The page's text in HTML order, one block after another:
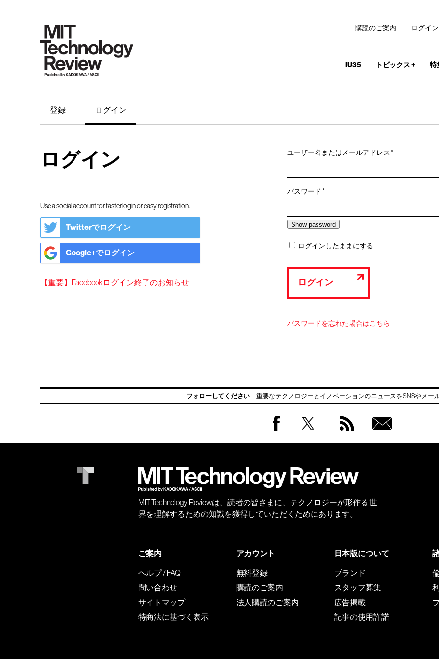
IU35 トピックス+ 特
購読のご案内 ログイン
登録 ログイン
ログイン
Use a social account for faster login or easy registration.
Twitterでログイン
Google+でログイン
【重要】Facebookログイン終了のお知らせ
ユーザー名またはメールアドレス*必
パスワード*必
ログインしたままにする
ログイン
パスワードを忘れた場合はこちら
フォローしてください 重要なテクノロジーとイノベーションのニュースをSNSやメー
会員
MIT Technology Reviewは、読者の皆さまに、テクノロジーが形作る 世
界を理解するための知識を獲得していただくためにあります。
ご案内
ヘルプ / FAQ
問い合わせ
サイトマップ
特商法に基づく表示
アカウント
無料登録
購読のご案内
法人購読のご案内
日本版について
ブランド
スタッフ募集
広告掲載
記事の使用許諾